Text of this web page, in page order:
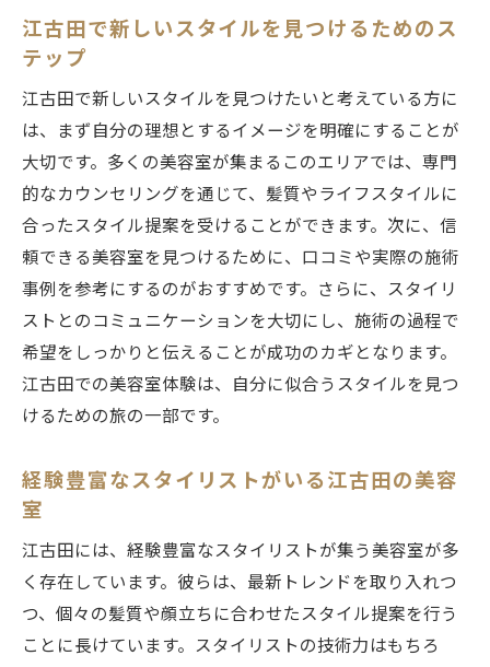
見
き出す
美容室でプロが見つける新しい自分の可能
性
江古田の美容室で受けるプロの魅力アップ
テクニック
魅力を最大限に引き出す江古田の美容室体
験
ロの手
東京都江古田での美容室時間髪型を超えた自分
江古田の美容室での時間がもたらす自己発
髪型を超えて自分を見つける江古田の美容
室
江古田の美容室でのひとときが変える自分
の価値
江古田で新しいスタイルを見つけるためのス
テップ
江古田で新しいスタイルを見つけたいと考えている方に
は、まず自分の理想とするイメージを明確にすることが
大切です。多くの美容室が集まるこのエリアでは、専門
的なカウンセリングを通じて、髪質やライフスタイルに
合ったスタイル提案を受けることができます。次に、信
頼できる美容室を見つけるために、口コミや実際の施術
事例を参考にするのがおすすめです。さらに、スタイリ
ストとのコミュニケーションを大切にし、施術の過程で
希望をしっかりと伝えることが成功のカギとなります。
江古田での美容室体験は、自分に似合うスタイルを見つ
けるための旅の一部です。
経験豊富なスタイリストがいる江古田の美容
室
江古田には、経験豊富なスタイリストが集う美容室が多
く存在しています。彼らは、最新トレンドを取り入れつ
つ、個々の髪質や顔立ちに合わせたスタイル提案を行う
ことに長けています。スタイリストの技術力はもちろ